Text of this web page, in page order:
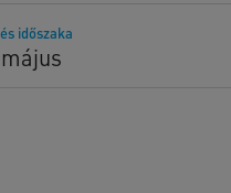
időszaka